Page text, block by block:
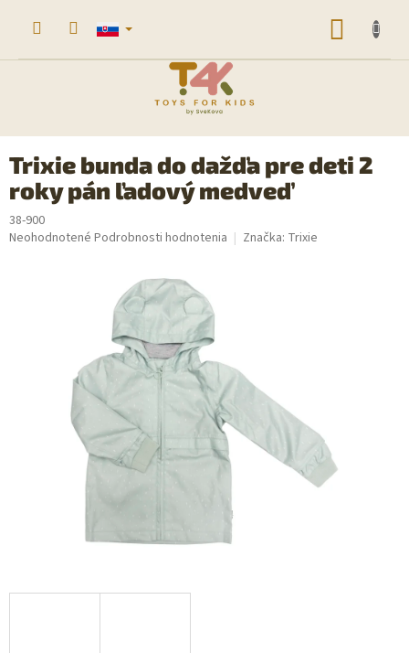
Trixie bunda do dažďa pre deti 2
roky pán ľadový medveď
38-900
Priemerné
Neohodnotené Podrobnosti hodnotenia Značka: Trixie